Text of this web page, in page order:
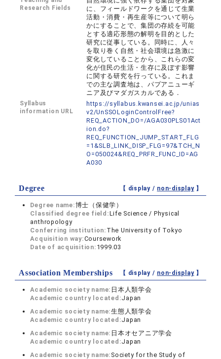
Research Fields
に、フィールドワークを通じて生業
活動・消費・再生産等について明ら
かにすることで、集団の存続を可能
とする適応形態の解明を目的とした
研究に従事している。同時に、人々
を取り巻く自然・社会環境は急激に
変化していることから、これらの変
化が住民の生活・生存に及ぼす影響
に関する研究を行っている。これま
での主な調査地は、パプアニューギ
ニア及びマダガスカルである．
Syllabus
information URL
https://syllabus.kwansei.ac.jp/unias
v2/UnSSOLoginControlFree?
REQ_ACTION_DO=/AGA030PLS01Act
ion.do?
REQ_FUNCTION_JUMP_START_FLG
=1&SLB_LINK_DISP_FLG=97&TCH_N
O=050024&REQ_PRFR_FUNC_ID=AG
A030
Degree 【 display / non-display】
Degree name:博士（保健学）
Classified degree field:Life Science / Physical
anthropology
Conferring institution: The University of Tokyo
Acquisition way:Coursework
Date of acquisition: 1999.03
Association Memberships 【 display / non-display】
Academic society name: 日本人類学会
Academic country located:Japan
Academic society name:生態人類学会
Academic country located:Japan
Academic society name: 日本オセアニア学会
Academic country located:Japan
Academic society name: Society for the Study of